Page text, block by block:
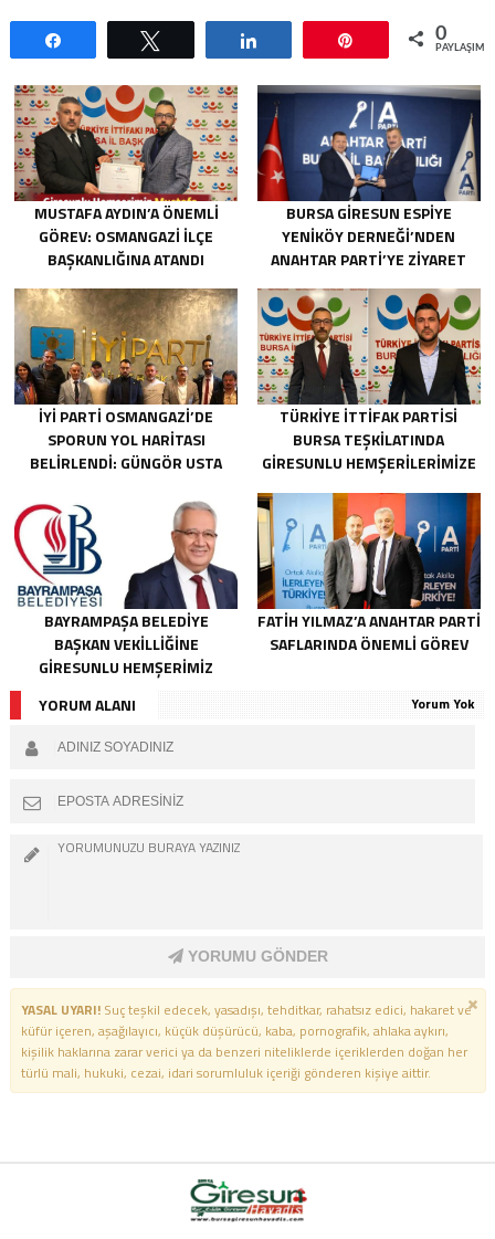
0
MUSTAFA AYDIN’A ÖNEMLI
GÖREV: OSMANGAZI İLÇE
BAŞKANLIĞINA ATANDI
BURSA GIRESUN ESPIYE
YENIKÖY DERNEĞI’NDEN
ANAHTAR PARTI’YE ZIYARET
İYİ PARTI OSMANGAZI’DE
SPORUN YOL HARITASI
BELIRLENDI: GÜNGÖR USTA
TÜRKIYE İTTIFAK PARTISI
BURSA TEŞKILATINDA
GIRESUNLU HEMŞERILERIMIZE
BAYRAMPAŞA BELEDIYE
BAŞKAN VEKILLIĞINE
GIRESUNLU HEMŞERIMIZ
FATIH YILMAZ’A ANAHTAR PARTI
SAFLARINDA ÖNEMLI GÖREV
YORUM ALANI Yorum Yok
YORUMU GÖNDER
YASAL UYARI!Suç teşkil edecek, yasadışı, tehditkar, rahatsız edici, hakaret ve
küfür içeren, aşağılayıcı, küçük düşürücü, kaba, pornografik, ahlaka aykırı,
kişilik haklarına zarar verici ya da benzeri niteliklerde içeriklerden doğan her
türlü mali, hukuki, cezai, idari sorumluluk içeriği gönderen kişiye aittir.